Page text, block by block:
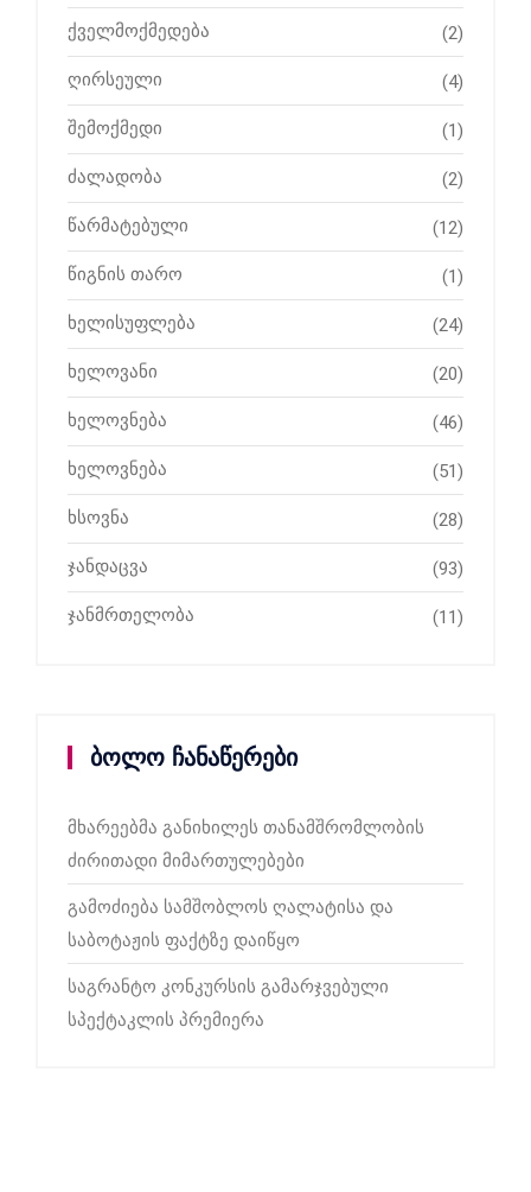
ქველმოქმედება (2)
ღირსეული (4)
შემოქმედი (1)
ძალადობა (2)
წარმატებული (12)
წიგნის თარო (1)
ხელისუფლება (24)
ხელოვანი (20)
ხელოვნება (46)
ხელოვნება (51)
ხსოვნა (28)
ჯანდაცვა (93)
ჯანმრთელობა (11)
ბოლო ჩანაწერები
მხარეებმა განიხილეს თანამშრომლობის
ძირითადი მიმართულებები
გამოძიება სამშობლოს ღალატისა და
საბოტაჟის ფაქტზე დაიწყო
საგრანტო კონკურსის გამარჯვებული
სპექტაკლის პრემიერა